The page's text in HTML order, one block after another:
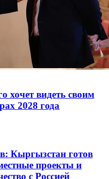
хочет видеть своим
2028 года
Кыргызстан готов
проекты и
с Россией